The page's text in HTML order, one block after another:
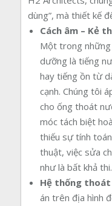
dùng”, mà thiết kế
Cách âm – Kẻ
Một trong những
dưỡng là tiếng
hay tiếng ồn từ
cạnh. Chúng tôi
cho ống thoát
móc tách biệt
thiếu sự tính
thuật, việc sửa
như là bất khả thi.
Hệ thống
án trên địa hình